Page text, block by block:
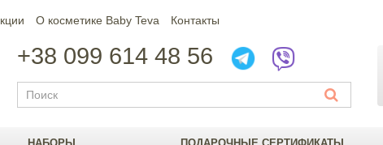
О косметике Вaby Teva Контакты
+38 099 614 48 56